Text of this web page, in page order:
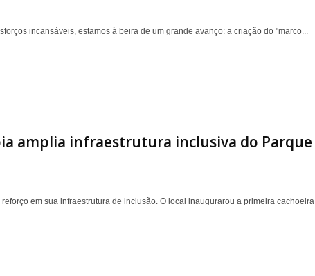
incansáveis, estamos à beira de um grande avanço: a criação do "marco...
amplia infraestrutura inclusiva do Parque
em sua infraestrutura de inclusão. O local inaugurarou a primeira cachoeira